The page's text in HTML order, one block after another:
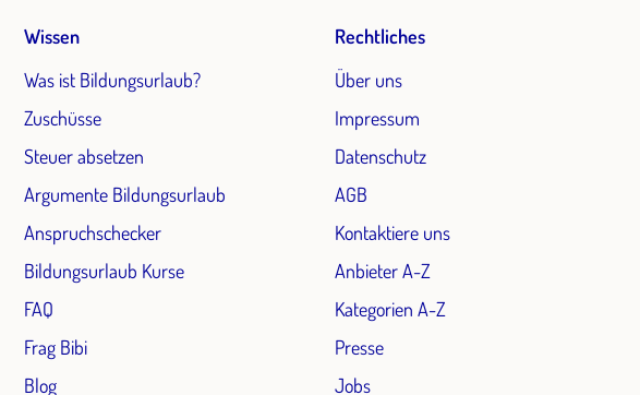
Wissen
Was ist Bildungsurlaub?
Zuschüsse
Steuer absetzen
Argumente Bildungsurlaub
Anspruchschecker
Bildungsurlaub Kurse
FAQ
Frag Bibi
Blog
Rechtliches
Über uns
Impressum
Datenschutz
AGB
Kontaktiere uns
Anbieter A-Z
Kategorien A-Z
Presse
Jobs